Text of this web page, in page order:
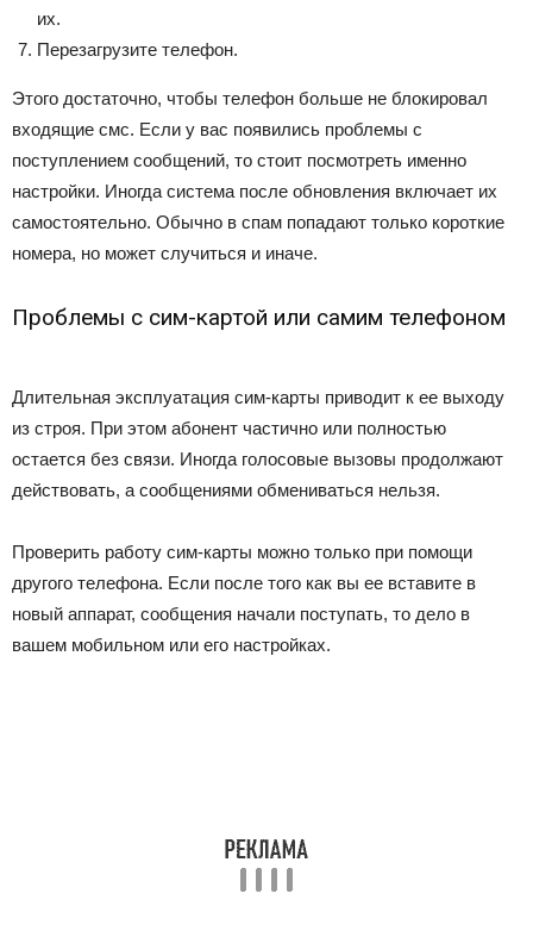
их.
Перезагрузите телефон.
Этого достаточно, чтобы телефон больше не блокировал
входящие смс. Если у вас появились проблемы с
поступлением сообщений, то стоит посмотреть именно
настройки. Иногда система после обновления включает их
самостоятельно. Обычно в спам попадают только короткие
номера, но может случиться и иначе.
Проблемы с сим-картой или самим телефоном
Длительная эксплуатация сим-карты приводит к ее выходу
из строя. При этом абонент частично или полностью
остается без связи. Иногда голосовые вызовы продолжают
действовать, а сообщениями обмениваться нельзя.
Проверить работу сим-карты можно только при помощи
другого телефона. Если после того как вы ее вставите в
новый аппарат, сообщения начали поступать, то дело в
вашем мобильном или его настройках.